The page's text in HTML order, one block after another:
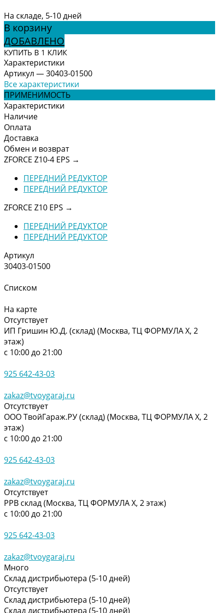
На складе, 5-10 дней
В корзину
ДОБАВЛЕНО
КУПИТЬ В 1 КЛИК
Характеристики
Артикул —30403-01500
Все характеристики
ПРИМЕНИМОСТЬ
Характеристики
Наличие
Оплата
Доставка
Обмен и возврат
ZFORCE Z10-4 EPS →
ПЕРЕДНИЙ РЕДУКТОР
ПЕРЕДНИЙ РЕДУКТОР
ZFORCE Z10 EPS →
ПЕРЕДНИЙ РЕДУКТОР
ПЕРЕДНИЙ РЕДУКТОР
Артикул
30403-01500
Списком
На карте
Отсутствует
ИП Гришин Ю.Д. (склад) (Москва, ТЦ ФОРМУЛА Х, 2
этаж)
с 10:00 до 21:00
925 642-43-03
zakaz@tvoygaraj.ru
Отсутствует
ООО ТвойГараж.РУ (склад) (Москва, ТЦ ФОРМУЛА Х, 2
этаж)
с 10:00 до 21:00
925 642-43-03
zakaz@tvoygaraj.ru
Отсутствует
РРВ склад (Москва, ТЦ ФОРМУЛА Х, 2 этаж)
с 10:00 до 21:00
925 642-43-03
zakaz@tvoygaraj.ru
Много
Склад дистрибьютера (5-10 дней)
Отсутствует
Склад дистрибьютера (5-10 дней)
Склад дистрибьютера (5-10 дней)